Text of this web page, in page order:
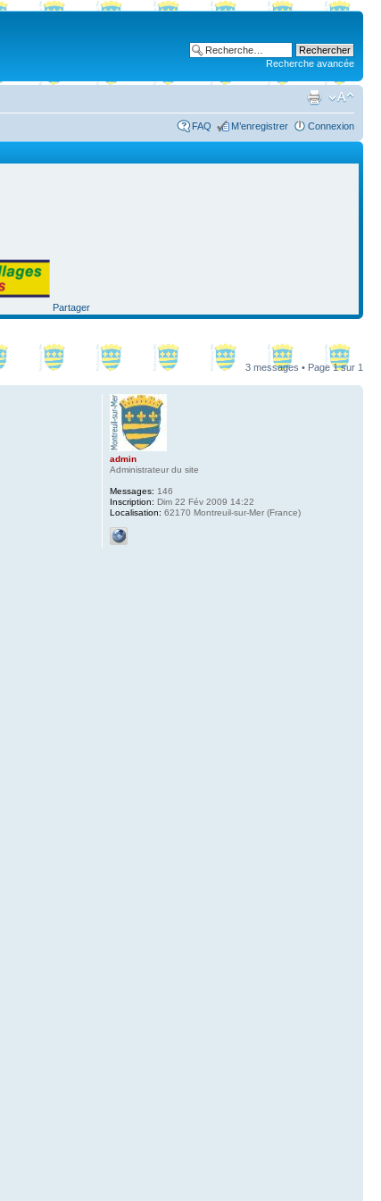
Recherche avancée
FAQ M’enregistrer Connexion
Partager
3 messages • Page1sur 1
admin
Administrateur du site
Messages: 146
Inscription: Dim 22 Fév 2009 14:22
Localisation: 62170 Montreuil-sur-Mer (France)